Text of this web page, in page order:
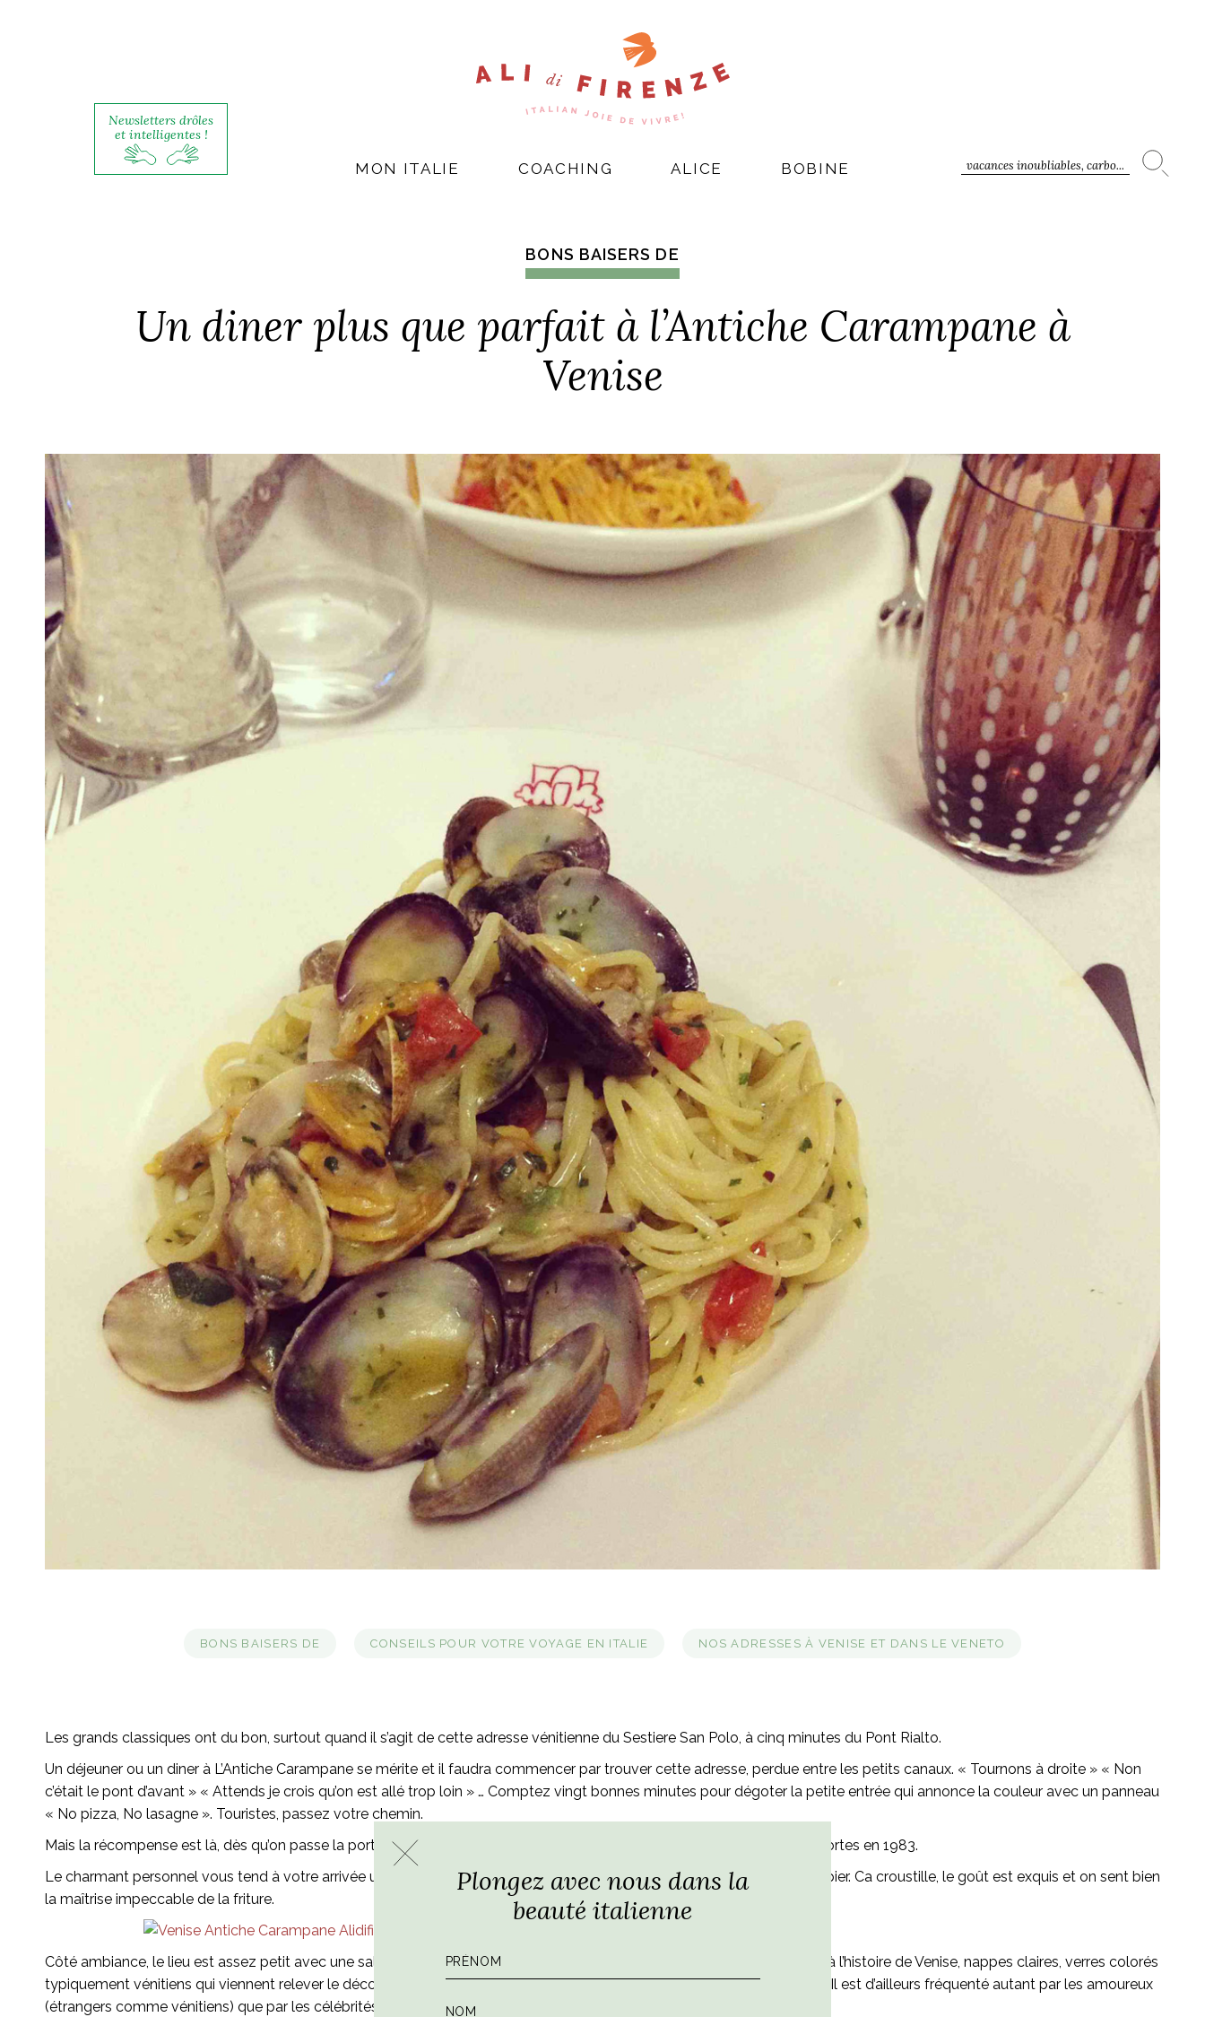
Newsletters drôles
et intelligentes !
vacances inoubliables, carbo...
MON ITALIE COACHING ALICE BOBINE
BONS BAISERS DE
Un diner plus que parfait à l’Antiche Carampane à
Venise
BONS BAISERS DE CONSEILS POUR VOTRE VOYAGE EN ITALIE NOS ADRESSES À VENISE ET DANS LE VENETO
Les grands classiques ont du bon, surtout quand il s’agit de cette adresse vénitienne du Sestiere San Polo, à cinq minutes du Pont Rialto.
Un déjeuner ou un diner à L’Antiche Carampane se mérite et il faudra commencer par trouver cette adresse, perdue entre les petits canaux. « Tournons à droite » « Non
c’était le pont d’avant » « Attends je crois qu’on est allé trop loin » … Comptez vingt bonnes minutes pour dégoter la petite entrée qui annonce la couleur avec un panneau
« No pizza, No lasagne ». Touristes, passez votre chemin.
Mais la récompense est là, dès qu’on passe la porte de cette institution de la gastronomie vénitienne qui a ouvert ses portes en 1983.
Le charmant personnel vous tend à votre arrivée un petit cornet de fritures de poisson tout chaud, emballé dans du papier. Ca croustille, le goût est exquis et on sent bien
la maîtrise impeccable de la friture.
Côté ambiance, le lieu est assez petit avec une salle d’une dizaine de tables et quelques places à l’entrée. Tableaux liés à l’histoire de Venise, nappes claires, verres colorés
typiquement vénitiens qui viennent relever le décor, on adore la convivialité et l’élégance discrète qui se dégage du lieu. Il est d’ailleurs fréquenté autant par les amoureux
(étrangers comme vénitiens) que par les célébrités ou personnages politiques.
Plongez avec nous dans la
beauté italienne